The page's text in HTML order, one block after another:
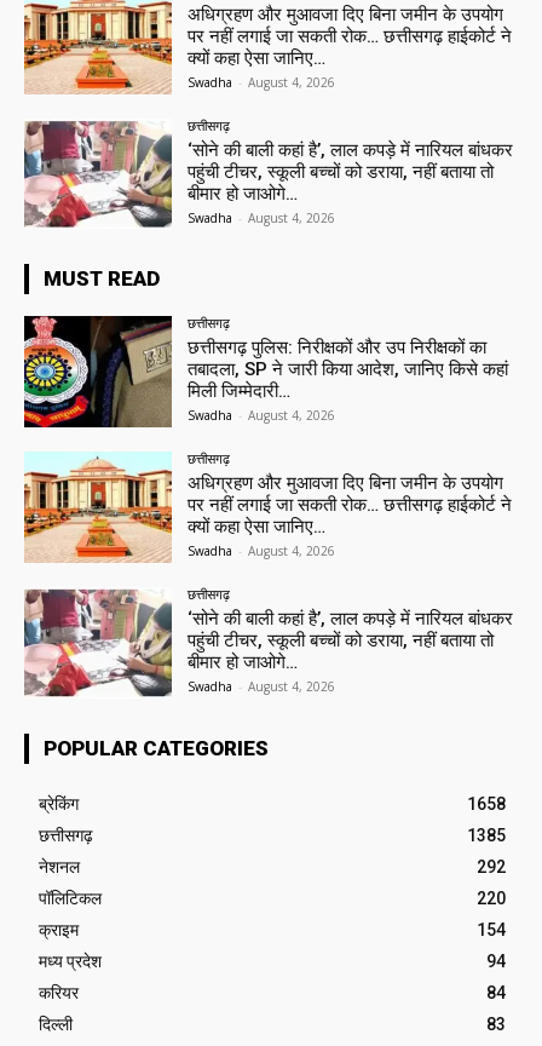
अधिग्रहण और मुआवजा दिए बिना जमीन के उपयोग
पर नहीं लगाई जा सकती रोक… छत्तीसगढ़ हाईकोर्ट ने
क्यों कहा ऐसा जानिए…
Swadha - August 4, 2026
छत्तीसगढ़
‘सोने की बाली कहां है’, लाल कपड़े में नारियल बांधकर
पहुंची टीचर, स्कूली बच्चों को डराया, नहीं बताया तो
बीमार हो जाओगे…
Swadha - August 4, 2026
MUST READ
छत्तीसगढ़
छत्तीसगढ़ पुलिस: निरीक्षकों और उप निरीक्षकों का
तबादला, SP ने जारी किया आदेश, जानिए किसे कहां
मिली जिम्मेदारी…
Swadha - August 4, 2026
छत्तीसगढ़
अधिग्रहण और मुआवजा दिए बिना जमीन के उपयोग
पर नहीं लगाई जा सकती रोक… छत्तीसगढ़ हाईकोर्ट ने
क्यों कहा ऐसा जानिए…
Swadha - August 4, 2026
छत्तीसगढ़
‘सोने की बाली कहां है’, लाल कपड़े में नारियल बांधकर
पहुंची टीचर, स्कूली बच्चों को डराया, नहीं बताया तो
बीमार हो जाओगे…
Swadha - August 4, 2026
POPULAR CATEGORIES
ब्रेकिंग
1658
छत्तीसगढ़
1385
नेशनल
292
पॉलिटिकल
220
क्राइम
154
मध्य प्रदेश
94
करियर
84
दिल्ली
83